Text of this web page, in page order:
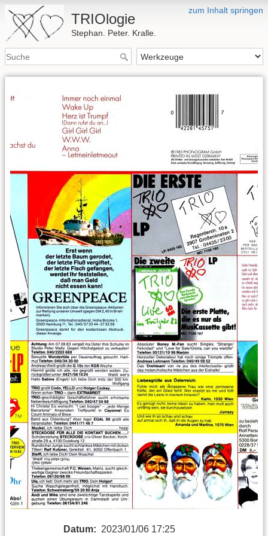
zum Inhalt springen
TRIOlogie
Stephan. Peter. Kralle.
Datum: 2023/01/06 17:25